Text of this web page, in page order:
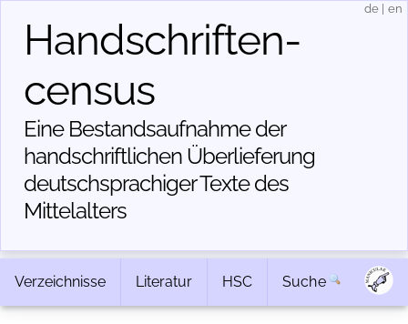
Handschriften­
census
Eine Bestandsaufnahme der
handschriftlichen Über­lieferung
deutschsprachiger Texte des
Mittelalters
de en
Verzeichnisse Literatur HSC Suche